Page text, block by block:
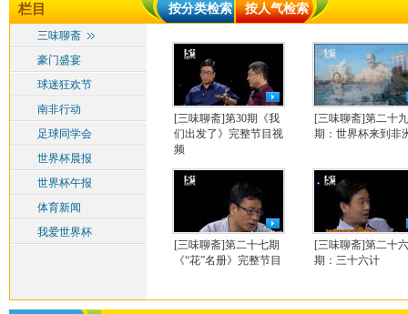
栏目 按分类检索 按人气检索
三味聊斋
豪门盛宴
球迷狂欢节
南非行动
足球同学会
世界杯晨报
世界杯午报
体育新闻
我爱世界杯
[三味聊斋]第30期《我
们出发了》完整节目视
频
[三味聊斋]第二十九
期：世界杯来到非
[三味聊斋]第二十七期
《“花”名册》完整节目
[三味聊斋]第二十六
期：三十六计